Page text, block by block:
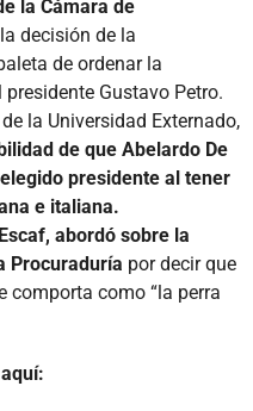
la Cámara de
decisión de la
de ordenar la
Gustavo Petro.
la Universidad Externado,
de que Abelardo De
presidente al tener
e italiana.
abordó sobre la
Procuraduría por decir que
comporta como “la perra